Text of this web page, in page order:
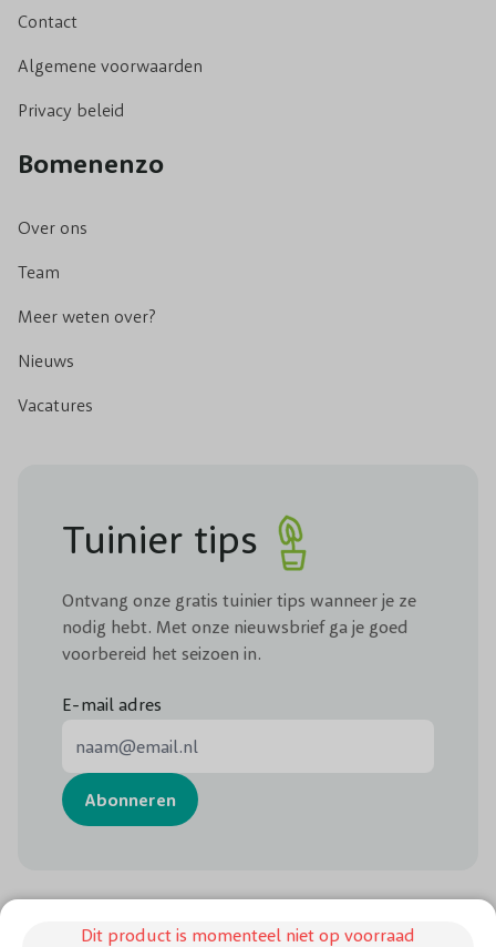
Dit product is momenteel niet op voorraad
Contact
Algemene voorwaarden
Privacy beleid
Bomenenzo
Over ons
Team
Meer weten over?
Nieuws
Vacatures
Tuinier tips
Ontvang onze gratis tuinier tips wanneer je ze
nodig hebt. Met onze nieuwsbrief ga je goed
voorbereid het seizoen in.
E-mail adres
Abonneren
Chat met ons